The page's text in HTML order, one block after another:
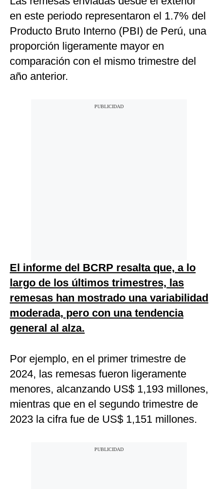
en este periodo representaron el 1.7% del
Producto Bruto Interno (PBI) de Perú, una
proporción ligeramente mayor en
comparación con el mismo trimestre del
año anterior.
El informe del BCRP resalta que, a lo
largo de los últimos trimestres, las
remesas han mostrado una variabilidad
moderada, pero con una tendencia
general al alza.
Por ejemplo, en el primer trimestre de
2024, las remesas fueron ligeramente
menores, alcanzando US$ 1,193 millones,
mientras que en el segundo trimestre de
2023 la cifra fue de US$ 1,151 millones.